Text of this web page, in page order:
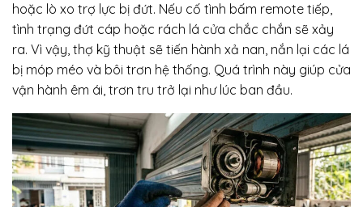
hoặc lò xo trợ lực bị đứt. Nếu cố tình bấm remote tiếp,
tình trạng đứt cáp hoặc rách lá cửa chắc chắn sẽ xảy
ra. Vì vậy, thợ kỹ thuật sẽ tiến hành xả nan, nắn lại các lá
bị móp méo và bôi trơn hệ thống. Quá trình này giúp cửa
vận hành êm ái, trơn tru trở lại như lúc ban đầu.